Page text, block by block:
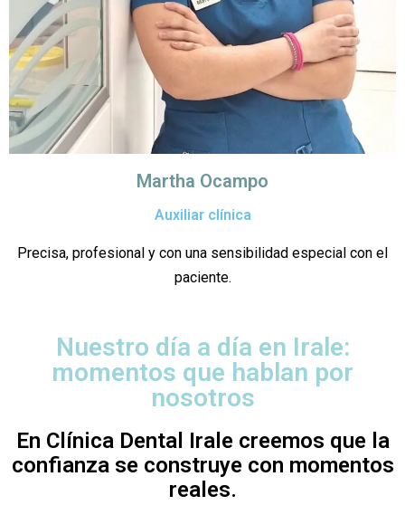
Martha Ocampo
Auxiliar clínica
Precisa, profesional y con una sensibilidad especial con el
paciente.
Nuestro día a día en Irale:
momentos que hablan por
nosotros
En Clínica Dental Irale creemos que la
confianza se construye con momentos
reales.